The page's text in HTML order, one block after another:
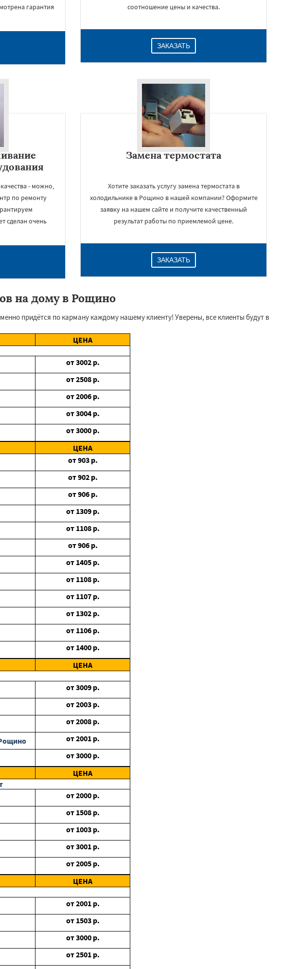
гарантия
соотношение цены и качества.
ЗАКАЗАТЬ
- можно,
по ремонту
сделан очень
Замена термостата
Хотите заказать услугу замена термостата в
холодильнике в Рощино в нашей компании? Оформите
заявку на нашем сайте и получите качественный
результат работы по приемлемой цене.
ЗАКАЗАТЬ
на дому в Рощино
придётся по карману каждому нашему клиенту! Уверены, все клиенты будут в
ЦЕНА
от3002 р.
от2508 р.
от2006 р.
от3004 р.
от3000 р.
ЦЕНА
от903 р.
от902 р.
от906 р.
от 1309 р.
от 1108 р.
от906 р.
от 1405 р.
от 1108 р.
от 1107 р.
от 1302 р.
от 1106 р.
от 1400 р.
ЦЕНА
от3009 р.
от2003 р.
от2008 р.
от2001 р.
от3000 р.
ЦЕНА
от2000 р.
от 1508 р.
от 1003 р.
от3001 р.
от2005 р.
ЦЕНА
от2001 р.
от 1503 р.
от3000 р.
от2501 р.
×
данных